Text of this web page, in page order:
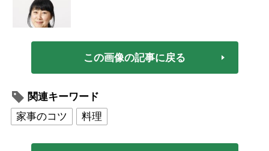
この画像の記事に戻る
関連キーワード
家事のコツ
料理